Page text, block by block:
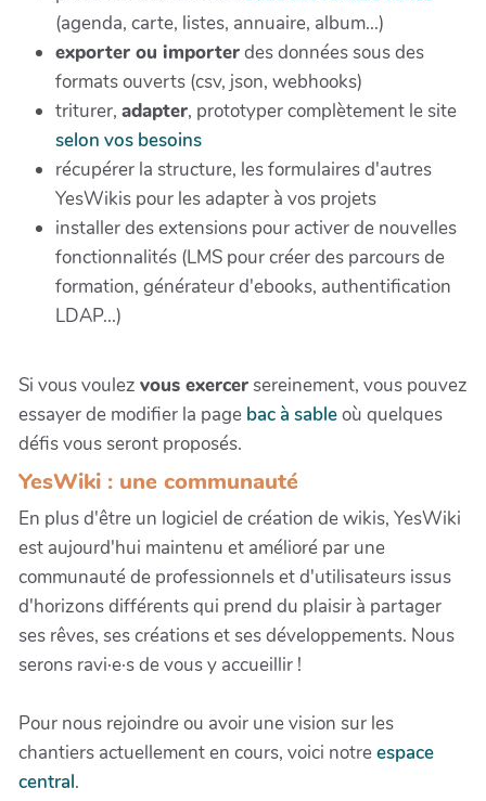
(agenda, carte, listes, annuaire, album...)
exporter ou importerdes données sous des
formats ouverts (csv, json, webhooks)
triturer, adapter, prototyper complètement le site
selon vos besoins
récupérer la structure, les formulaires d'autres
YesWikis pour les adapter à vos projets
installer des extensions pour activer de nouvelles
fonctionnalités (LMS pour créer des parcours de
formation, générateur d'ebooks, authentification
LDAP...)
Si vous voulez vous exercersereinement, vous pouvez
essayer de modifier la page bac à sableoù quelques
défis vous seront proposés.
YesWiki : une communauté
En plus d'être un logiciel de création de wikis, YesWiki
est aujourd'hui maintenu et amélioré par une
communauté de professionnels et d'utilisateurs issus
d'horizons différents qui prend du plaisir à partager
ses rêves, ses créations et ses développements. Nous
serons ravi·e·s de vous y accueillir !
Pour nous rejoindre ou avoir une vision sur les
chantiers actuellement en cours, voici notreespace
central.